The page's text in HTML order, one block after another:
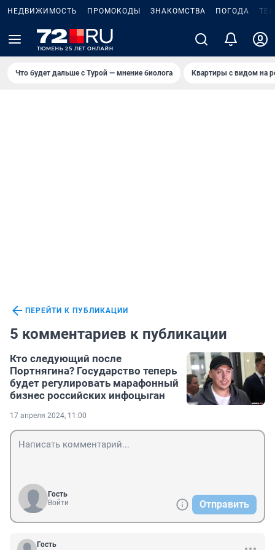
НЕДВИЖИМОСТЬ ПРОМОКОДЫ ЗНАКОМСТВА ПОГОДА
Что будет дальше с Турой — мнение биолога Квартиры с видом на
ПЕРЕЙТИ К ПУБЛИКАЦИИ
5 комментариев к публикации
Кто следующий после
Портнягина? Государство теперь
будет регулировать марафонный
бизнес российских инфоцыган
17 апреля 2024, 11:00
Гость
Войти
Отправить
Гость